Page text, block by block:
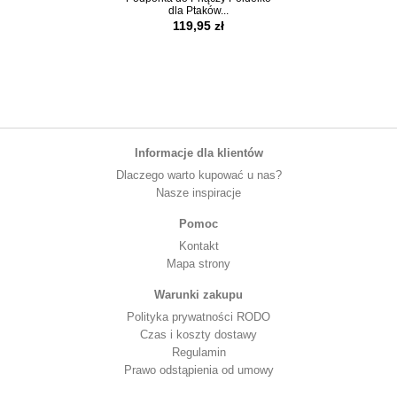
dla Ptaków...
119,95 zł
Informacje dla klientów
Dlaczego warto kupować u nas?
Nasze inspiracje
Pomoc
Kontakt
Mapa strony
Warunki zakupu
Polityka prywatności RODO
Czas i koszty dostawy
Regulamin
Prawo odstąpienia od umowy